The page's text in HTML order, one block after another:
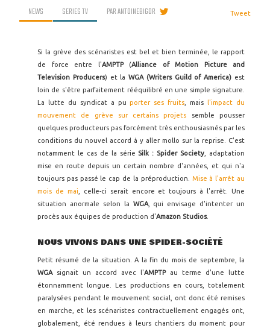
NEWS SERIES TV PARANTOINEBIGOR Tweet
Si la grève des scénaristes est bel et bien terminée, le rapport
de force entre l'AMPTP (Alliance of Motion Picture and
Television Producers) et laWGA (Writers Guild of America) est
loin de s'être parfaitement rééquilibré en une simple signature.
La lutte du syndicat a puporter ses fruits , mais l'impact du
mouvement de grève sur certains projets semble pousser
quelques producteurs pas forcément très enthousiasmés par les
conditions du nouvel accord à y aller mollo sur la reprise. C'est
notamment le cas de la série Silk : Spider Society , adaptation
mise en route depuis un certain nombre d'années, et qui n'a
toujours pas passé le cap de la préproduction. Mise à l'arrêt au
mois de mai , celle-ci serait encore et toujours à l'arrêt. Une
situation anormale selon la WGA, qui envisage d'intenter un
procès aux équipes de production d'Amazon Studios.
NOUS VIVONS DANS UNE SPIDER-SOCIÉTÉ
Petit résumé de la situation. A la fin du mois de septembre, la
WGAsignait un accord avec l'AMPTPau terme d'une lutte
étonnamment longue. Les productions en cours, totalement
paralysées pendant le mouvement social, ont donc été remises
en marche, et les scénaristes contractuellement engagés ont,
globalement, été rendues à leurs chantiers du moment pour